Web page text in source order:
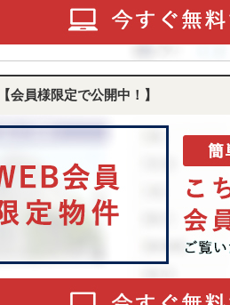
【会員様限定で公開中！】